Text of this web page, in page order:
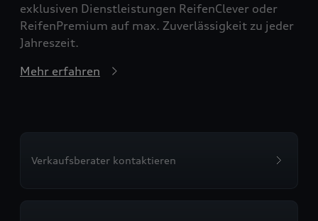
exklusiven Dienstleistungen ReifenClever oder
ReifenPremium auf max. Zuverlässigkeit zu jeder
Jahreszeit.
Mehr erfahren
Verkaufsberater kontaktieren